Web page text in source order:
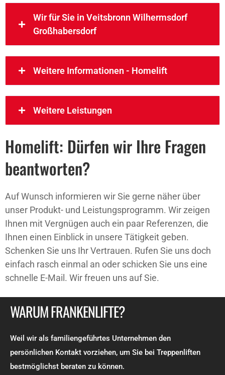
Wir für Sie in Veitsbronn Wilhermsdorf
Großhabersdorf
Weitere Informationen - Homelift
Weitere Leistungen
Homelift: Dürfen wir Ihre Fragen
beantworten?
Auf Wunsch informieren wir Sie gerne näher über
unser Produkt- und Leistungsprogramm. Wir zeigen
Ihnen mit Vergnügen auch ein paar Referenzen, die
Ihnen einen Einblick in unsere Tätigkeit geben.
Schenken Sie uns Ihr Vertrauen. Rufen Sie uns doch
einfach rasch einmal an oder schicken Sie uns eine
schnelle E-Mail. Wir freuen uns auf Sie.
WARUM FRANKENLIFTE?
Weil wir als familiengeführtes Unternehmen den
persönlichen Kontakt vorziehen, um Sie bei Treppenliften
bestmöglichst beraten zu können.